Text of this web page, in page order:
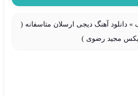
» دانلود آهنگ دیجی ارسلان متاسفانه (
مجید رضوی )